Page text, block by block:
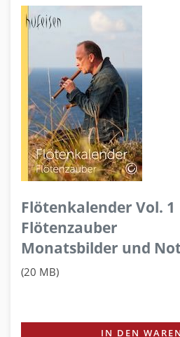
Flötenkalender Vol. 1
Flötenzauber
Monatsbilder und
(20 MB)
IN DEN